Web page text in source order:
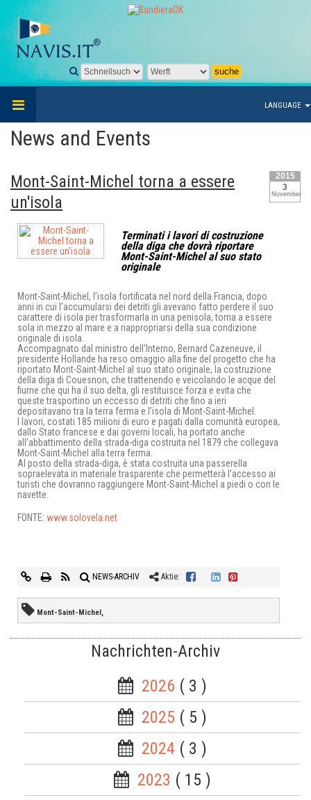
LANGUAGE
News and Events
2015
3
November
Mont-Saint-Michel torna a essere
un'isola
Terminati i lavori di costruzione
della diga che dovrà riportare
Mont-Saint-Michel al suo stato
originale
Mont-Saint-Michel, l’isola fortificata nel nord della Francia, dopo
anni in cui l’accumularsi dei detriti gli avevano fatto perdere il suo
carattere di isola per trasformarla in una penisola, torna a essere
sola in mezzo al mare e a riappropriarsi della sua condizione
originale di isola.
Accompagnato dal ministro dell'Interno, Bernard Cazeneuve, il
presidente Hollande ha reso omaggio alla fine del progetto che ha
riportato Mont-Saint-Michel al suo stato originale, la costruzione
della diga di Couesnon, che trattenendo e veicolando le acque del
fiume che qui ha il suo delta, gli restituisce forza e evita che
queste trasportino un eccesso di detriti che fino a ieri
depositavano tra la terra ferma e l’isola di Mont-Saint-Michel.
I lavori, costati 185 milioni di euro e pagati dalla comunità europea,
dallo Stato francese e dai governi locali, ha portato anche
all’abbattimento della strada-diga costruita nel 1879 che collegava
Mont-Saint-Michel alla terra ferma.
Al posto della strada-diga, è stata costruita una passerella
sopraelevata in materiale trasparente che permetterà l’accesso ai
turisti che dovranno raggiungere Mont-Saint-Michel a piedi o con le
navette.
FONTE: www.solovela.net
NEWS-ARCHIV Aktie:
Mont-Saint-Michel,
Nachrichten-Archiv
2026 ( 3 )
2025 ( 5 )
2024 ( 3 )
2023 ( 15 )